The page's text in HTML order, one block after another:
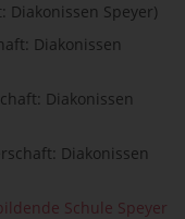
Diakonissen Speyer)
Diakonissen
Diakonissen
Diakonissen
Schule Speyer